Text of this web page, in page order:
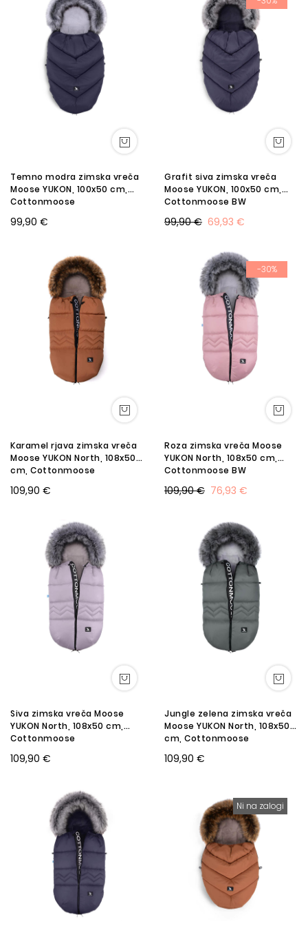
Temno modra zimska vreča
Moose YUKON, 100x50 cm,
Cottonmoose
99,90 €
Grafit siva zimska vreča
Moose YUKON, 100x50 cm,
Cottonmoose BW
69,93 €
99,90 €
Karamel rjava zimska vreča
Moose YUKON North, 108x50
cm, Cottonmoose
109,90 €
-30%
Roza zimska vreča Moose
YUKON North, 108x50 cm,
Cottonmoose BW
76,93 €
109,90 €
Siva zimska vreča Moose
YUKON North, 108x50 cm,
Cottonmoose
109,90 €
Jungle zelena zimska vreča
Moose YUKON North, 108x50
cm, Cottonmoose
109,90 €
Ni na zalogi